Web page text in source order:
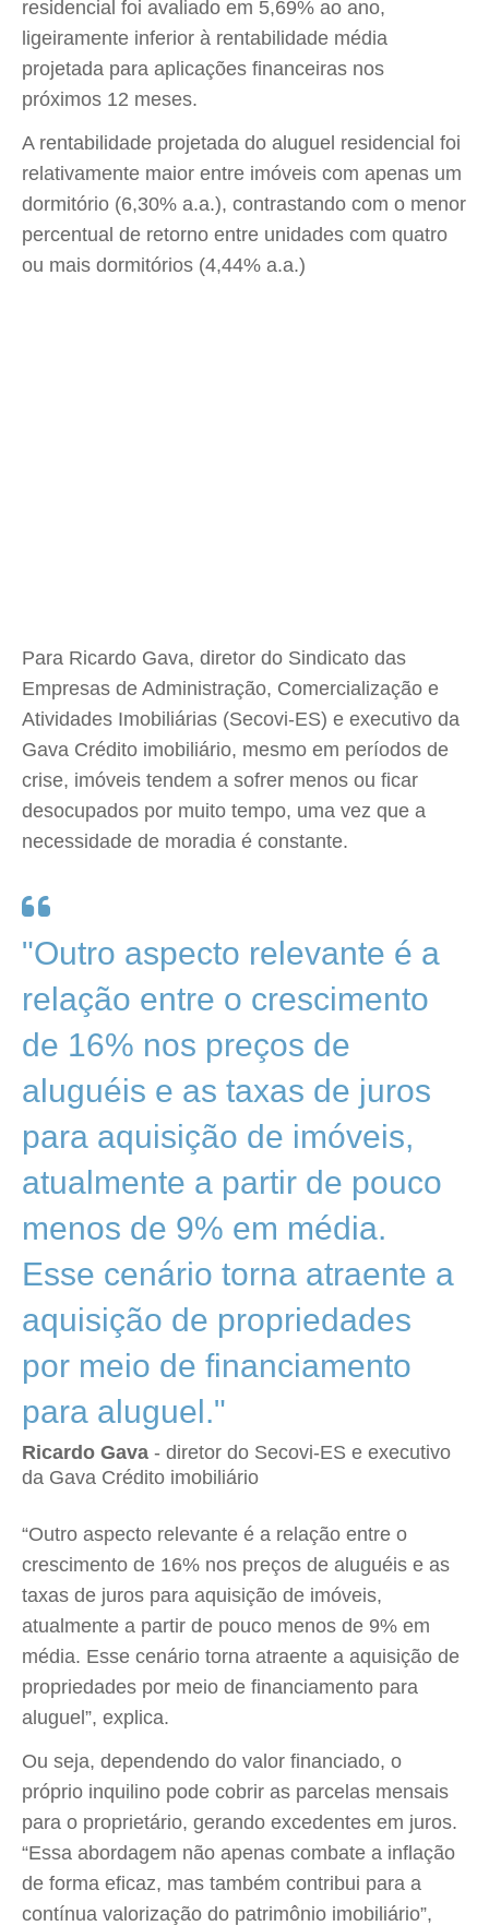
residencial foi avaliado em 5,69% ao ano,
ligeiramente inferior à rentabilidade média
projetada para aplicações financeiras nos
próximos 12 meses.
A rentabilidade projetada do aluguel residencial foi
relativamente maior entre imóveis com apenas um
dormitório (6,30% a.a.), contrastando com o menor
percentual de retorno entre unidades com quatro
ou mais dormitórios (4,44% a.a.)
Para Ricardo Gava, diretor do Sindicato das
Empresas de Administração, Comercialização e
Atividades Imobiliárias (Secovi-ES) e executivo da
Gava Crédito imobiliário, mesmo em períodos de
crise, imóveis tendem a sofrer menos ou ficar
desocupados por muito tempo, uma vez que a
necessidade de moradia é constante.
"Outro aspecto relevante é a
relação entre o crescimento
de 16% nos preços de
aluguéis e as taxas de juros
para aquisição de imóveis,
atualmente a partir de pouco
menos de 9% em média.
Esse cenário torna atraente a
aquisição de propriedades
por meio de financiamento
para aluguel."
Ricardo Gava - diretor do Secovi-ES e executivo
da Gava Crédito imobiliário
“Outro aspecto relevante é a relação entre o
crescimento de 16% nos preços de aluguéis e as
taxas de juros para aquisição de imóveis,
atualmente a partir de pouco menos de 9% em
média. Esse cenário torna atraente a aquisição de
propriedades por meio de financiamento para
aluguel”, explica.
Ou seja, dependendo do valor financiado, o
próprio inquilino pode cobrir as parcelas mensais
para o proprietário, gerando excedentes em juros.
“Essa abordagem não apenas combate a inflação
de forma eficaz, mas também contribui para a
contínua valorização do patrimônio imobiliário”,